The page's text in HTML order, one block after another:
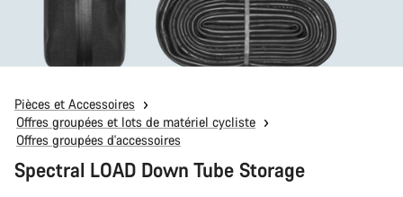
Pièces et Accessoires
Offres groupées et lots de matériel cycliste
Offres groupées d'accessoires
Spectral LOAD Down Tube Storage